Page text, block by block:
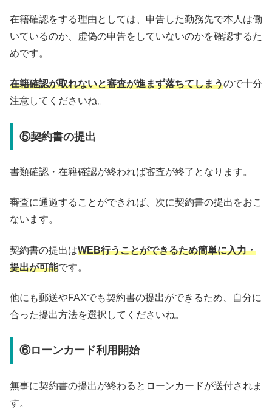
在籍確認をする理由としては、申告した勤務先で本人は働
いているのか、虚偽の申告をしていないのかを確認するた
めです。
在籍確認が取れないと審査が進まず落ちてしまうので十分
注意してくださいね。
⑤契約書の提出
書類確認・在籍確認が終われば審査が終了となります。
審査に通過することができれば、次に契約書の提出をおこ
ないます。
契約書の提出はWEB行うことができるため簡単に入力・
提出が可能です。
他にも郵送やFAXでも契約書の提出ができるため、自分に
合った提出方法を選択してくださいね。
⑥ローンカード利用開始
無事に契約書の提出が終わるとローンカードが送付されま
す。